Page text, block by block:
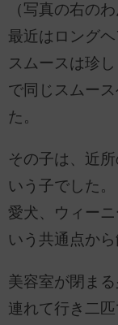
（写真の右のわ
最近はロング
スムースは珍
で同じスムー
た。
その子は、近所
いう子でした
愛犬、ウィー
いう共通点か
美容室が閉ま
連れて行き二